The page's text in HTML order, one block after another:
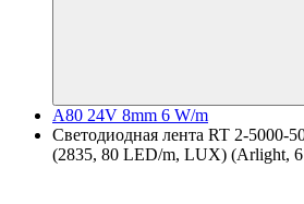
A80 24V 8mm 6 W/m
Светодиодная лента RT 2-5000-
(2835, 80 LED/m, LUX) (Arlight,